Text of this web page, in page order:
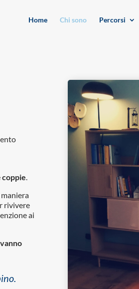
Home Chi sono Percorsi
coppie.
rivivere
ai